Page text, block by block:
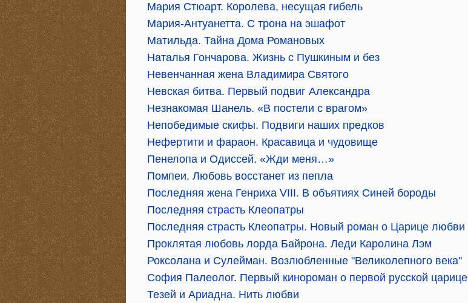
Мария Стюарт. Королева, несущая гибель
Мария-Антуанетта. С трона на эшафот
Матильда. Тайна Дома Романовых
Наталья Гончарова. Жизнь с Пушкиным и без
Невенчанная жена Владимира Святого
Невская битва. Первый подвиг Александра
Незнакомая Шанель. «В постели с врагом»
Непобедимые скифы. Подвиги наших предков
Нефертити и фараон. Красавица и чудовище
Пенелопа и Одиссей. «Жди меня…»
Помпеи. Любовь восстанет из пепла
Последняя жена Генриха VIII. В объятиях Синей бороды
Последняя страсть Клеопатры
Последняя страсть Клеопатры. Новый роман о Царице любви
Проклятая любовь лорда Байрона. Леди Каролина Лэм
Роксолана и Сулейман. Возлюбленные "Великолепного века"
София Палеолог. Первый кинороман о первой русской царице
Тезей и Ариадна. Нить любви